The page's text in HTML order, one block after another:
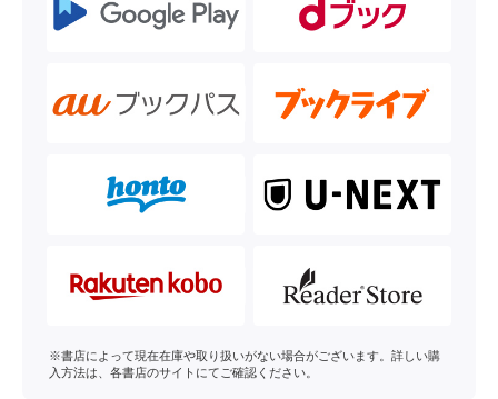
※書店によって現在在庫や取り扱いがない場合がございます。詳しい購
入方法は、各書店のサイトにてご確認ください。